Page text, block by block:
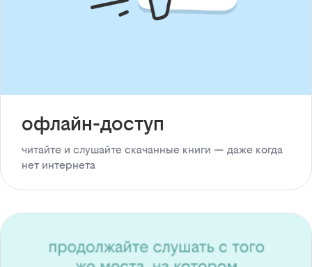
офлайн-доступ
читайте и слушайте скачанные книги — даже когда
нет интернета